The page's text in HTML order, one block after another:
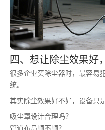
四、想让除尘效果好
很多企业买除尘器时，最容易
统。
其实除尘效果好不好，设备只
吸尘罩设计合理吗？
管道布局顺不顺？